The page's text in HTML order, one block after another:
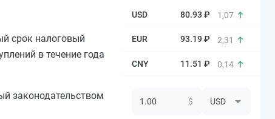
срок налоговый
в течение года
законодательством
80.93 ₽ 1,07
93.19 ₽ 2,31
11.51 ₽ 0,14
$